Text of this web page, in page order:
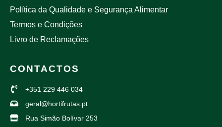
Política da Qualidade e Segurança Alimentar
Termos e Condições
Livro de Reclamações
CONTACTOS
+351 229 446 034
geral@hortifrutas.pt
Rua Simão Bolívar 253